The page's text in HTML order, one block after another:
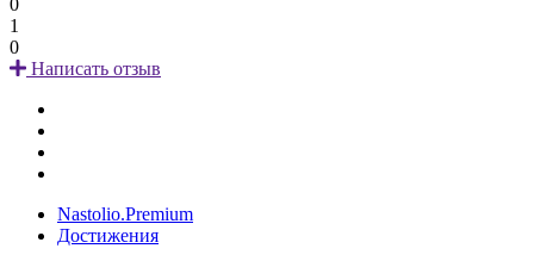
0
1
0
Написать отзыв
Nastolio.Premium
Достижения